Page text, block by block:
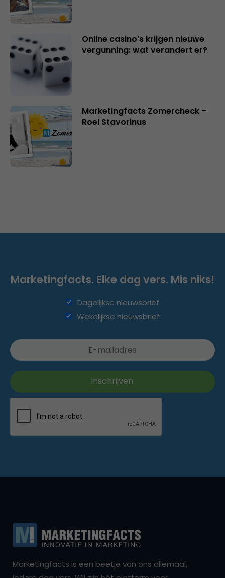
Online casino’s krijgen nieuwe
vergunning: wat verandert er?
Marketingfacts Zomercheck –
Roel Stavorinus
Marketingfacts. Elke dag vers. Mis niks!
Dagelijkse nieuwsbrief
Wekelijkse nieuwsbrief
Marketingfacts is een beetje van ons allemaal,